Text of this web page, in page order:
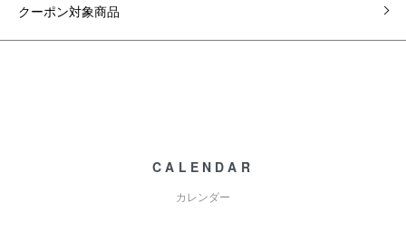
クーポン対象商品
CALENDAR
カレンダー